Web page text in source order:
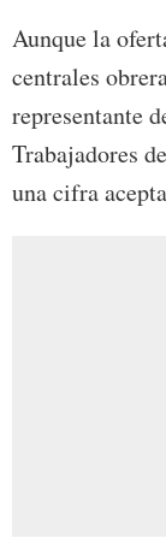
Aunque la
centrales
representante
Trabajadores
una cifra